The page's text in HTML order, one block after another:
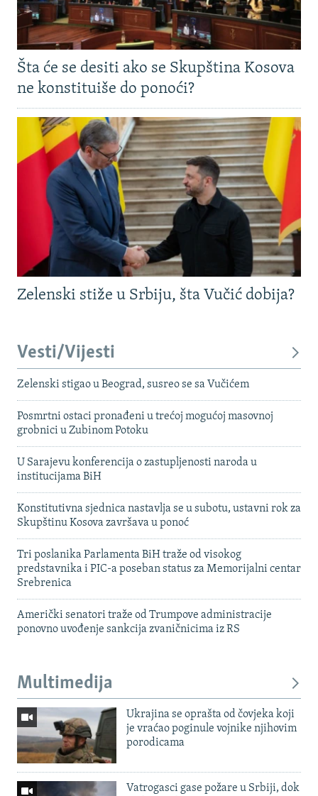
Šta će se desiti ako se Skupština Kosova
ne konstituiše do ponoći?
Zelenski stiže u Srbiju, šta Vučić dobija?
Vesti/Vijesti
Zelenski stigao u Beograd, susreo se sa Vučićem
Posmrtni ostaci pronađeni u trećoj mogućoj masovnoj
grobnici u Zubinom Potoku
U Sarajevu konferencija o zastupljenosti naroda u
institucijama BiH
Konstitutivna sjednica nastavlja se u subotu, ustavni rok za
Skupštinu Kosova završava u ponoć
Tri poslanika Parlamenta BiH traže od visokog
predstavnika i PIC-a poseban status za Memorijalni centar
Srebrenica
Američki senatori traže od Trumpove administracije
ponovno uvođenje sankcija zvaničnicima iz RS
Multimedija
Ukrajina se oprašta od čovjeka koji
je vraćao poginule vojnike njihovim
porodicama
Vatrogasci gase požare u Srbiji, dok